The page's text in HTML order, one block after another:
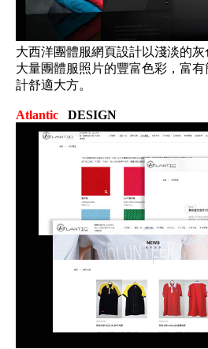
大西洋團體服網頁設計以淺淡的
大量團體服照片的豐富色彩，富
計舒適大方。
Atlantic DESIGN